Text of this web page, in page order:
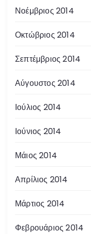
Νοέμβριος 2014
Οκτώβριος 2014
Σεπτέμβριος 2014
Αύγουστος 2014
Ιούλιος 2014
Ιούνιος 2014
Μάιος 2014
Απρίλιος 2014
Μάρτιος 2014
Φεβρουάριος 2014